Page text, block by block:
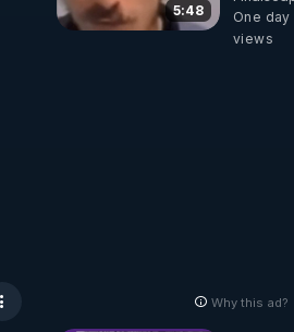
5:48
le
CNews !
One day
views
Why this ad?